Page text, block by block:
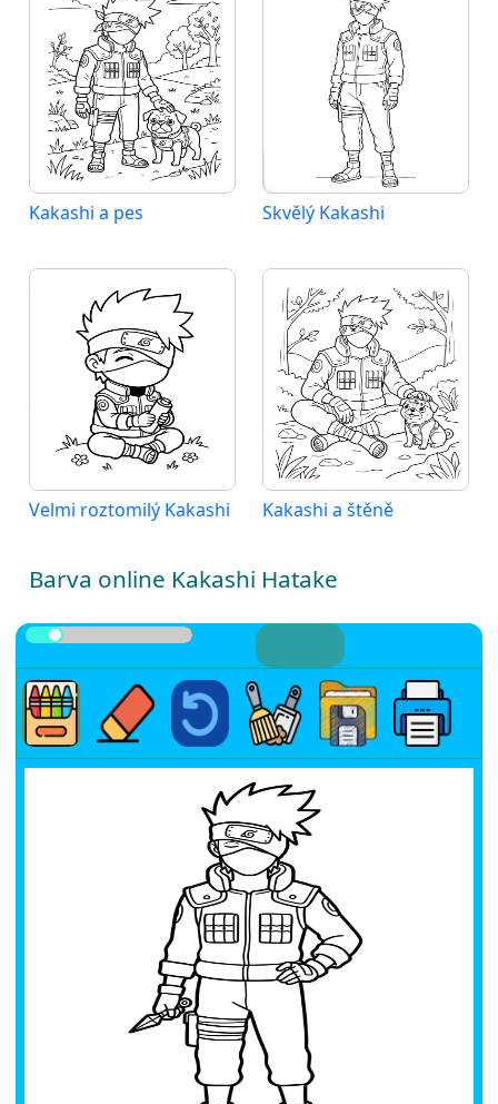
Kakashi a pes Skvělý Kakashi
Velmi roztomilý Kakashi Kakashi a štěně
Barva online Kakashi Hatake